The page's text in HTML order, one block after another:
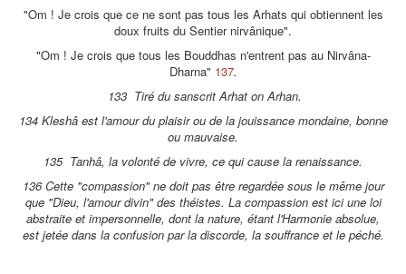
"Om ! Je crois que ce ne sont pas tous les Arhats qui obtiennent les
doux fruits du Sentier nirvânique".
"Om ! Je crois que tous les Bouddhas n'entrent pas au Nirvâna-
Dharna" 137.
133 Tiré du sanscrit Arhat on Arhan.
134 Kleshâ est l'amour du plaisir ou de la jouissance mondaine, bonne
ou mauvaise.
135 Tanhâ, la volonté de vivre, ce qui cause la renaissance.
136 Cette "compassion" ne doit pas être regardée sous le même jour
que "Dieu, l'amour divin" des théistes. La compassion est ici une loi
abstraite et impersonnelle, dont la nature, étant l'Harmonie absolue,
est jetée dans la confusion par la discorde, la souffrance et le péché.